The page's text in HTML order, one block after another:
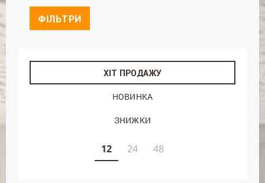
ФІЛЬТРИ
ХІТ ПРОДАЖУ
НОВИНКА
ЗНИЖКИ
12 24 48